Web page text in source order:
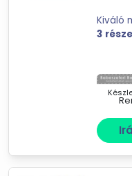
Forgalmazók
Babaszafari
Pihe-Tex kids
Kiváló
3